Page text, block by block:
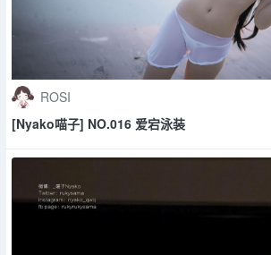
ROSI
[Nyako喵子] NO.016 爱宕泳装